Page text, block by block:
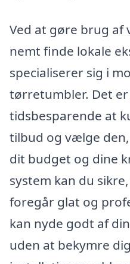
Ved at gøre brug af
nemt finde lokale
specialiserer sig i
tørretumbler. Det
tidsbesparende at
tilbud og vælge
dit budget og dine
system kan du
foregår glat og
kan nyde godt af
uden at bekymre